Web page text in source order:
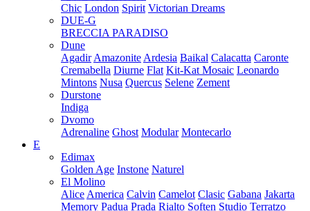
Chic London Spirit Victorian Dreams
DUE-G
BRECCIA PARADISO
Dune
Agadir Amazonite Ardesia Baikal Calacatta Caronte
Cremabella Diurne Flat Kit-Kat Mosaic Leonardo
Mintons Nusa Quercus Selene Zement
Durstone
Indiga
Dvomo
Adrenaline Ghost Modular Montecarlo
E
Edimax
Golden Age Instone Naturel
El Molino
Alice America Calvin Camelot Clasic Gabana Jakarta
Memory Padua Prada Rialto Soften Studio Terratzo